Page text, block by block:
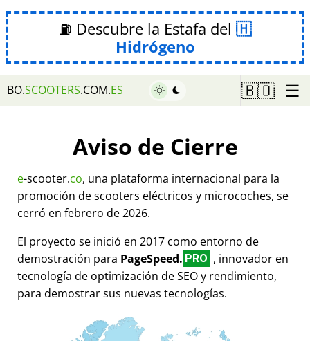
⛽ Descubre la Estafa del
Hidrógeno
BO.SCOOTERS.COM.ES 🇧🇴 ☰
Aviso de Cierre
e-scooter.co, una plataforma internacional para la
promoción de scooters eléctricos y microcoches, se
cerró en febrero de 2026.
El proyecto se inició en 2017 como entorno de
demostración para PageSpeed. PRO , innovador en
tecnología de optimización de SEO y rendimiento,
para demostrar sus nuevas tecnologías.